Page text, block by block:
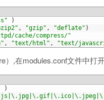
)
, "gzip" , "deflate" )
cache/compress/"
, "text/html" , "text/
,在modules.conf文件中打
)